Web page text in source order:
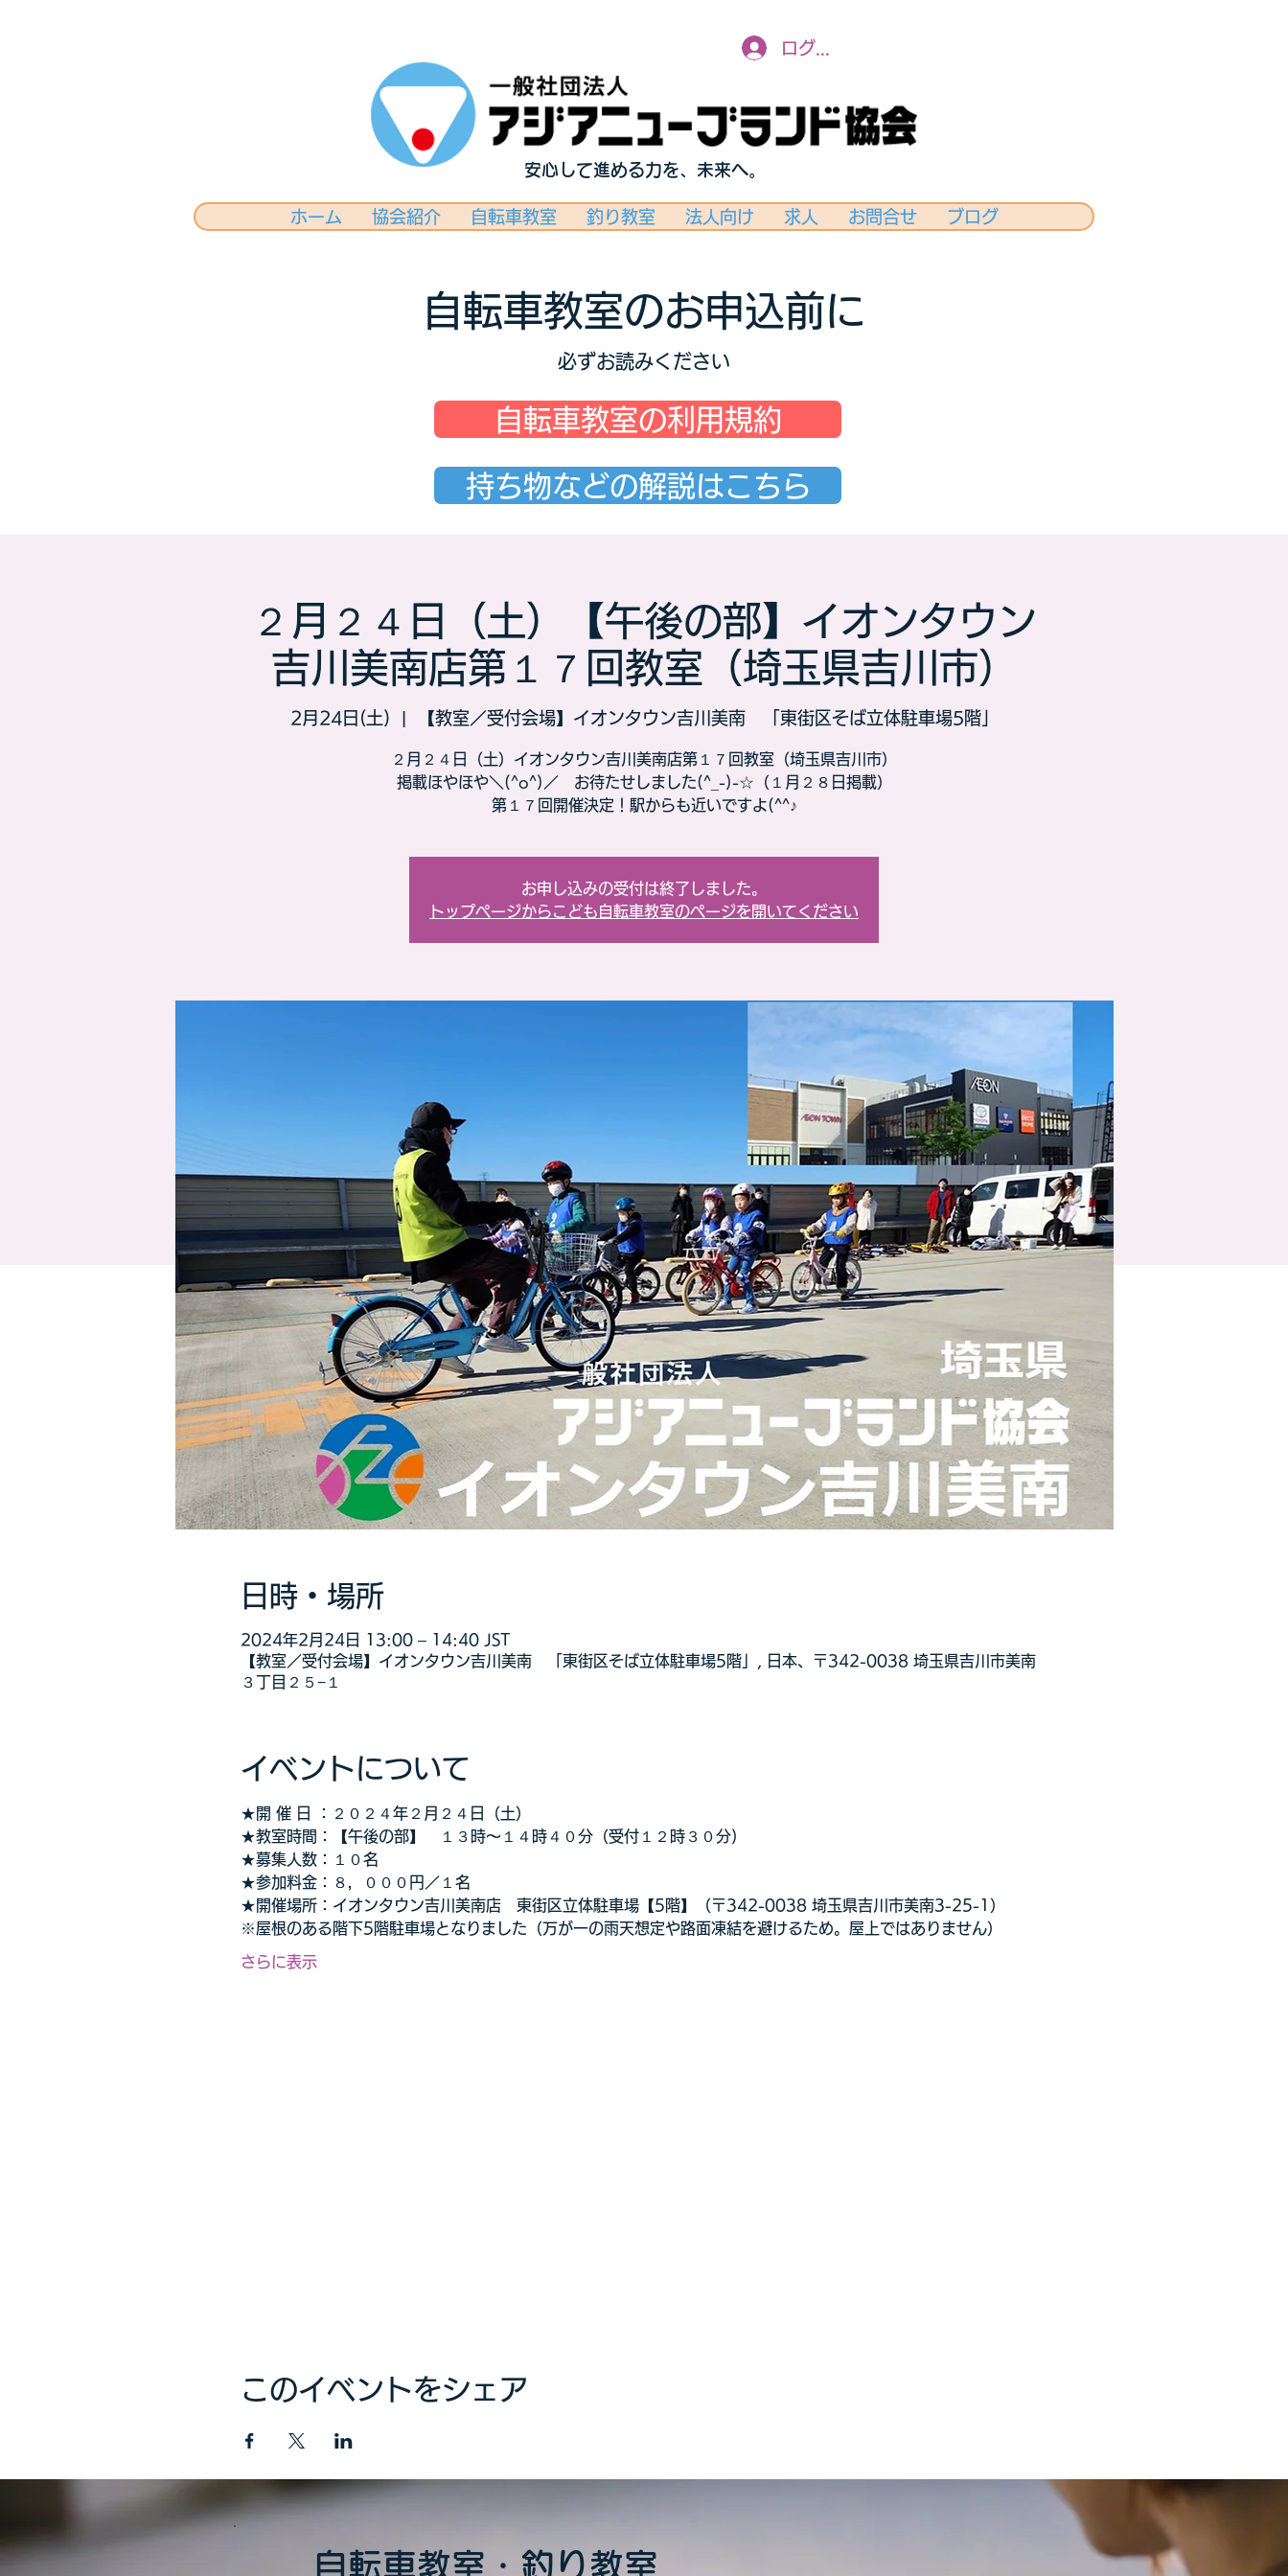
安心して進める力を、未来へ。
ログイン
ホーム 協会紹介 自転車教室 釣り教室 法人向け 求人 お問合せ ブログ
自転車教室のお申込前に
必ずお読みください
自転車教室の利用規約
持ち物などの解説はこちら
２月２４日（土）【午後の部】イオンタウン
吉川美南店第１７回教室（埼玉県吉川市）
2月24日(土) 【教室／受付会場】イオンタウン吉川美南 「東街区そば立体駐車場5階」
２月２４日（土）イオンタウン吉川美南店第１７回教室（埼玉県吉川市）
掲載ほやほや＼(^o^)／ お待たせしました(^_-)-☆（１月２８日掲載）
第１７回開催決定！駅からも近いですよ(^^♪
お申し込みの受付は終了しました。
トップページからこども自転車教室のページを開いてください
日時・場所
2024年2月24日 13:00 – 14:40 JST
【教室／受付会場】イオンタウン吉川美南 「東街区そば立体駐車場5階」, 日本、〒342-0038 埼玉県吉川市美南
３丁目２５−１
イベントについて
★開 催 日 ：２０２４年２月２４日（土）
★教室時間：【午後の部】　１３時～１４時４０分（受付１２時３０分)
★募集人数：１０名
★参加料金：８，０００円／１名
★開催場所：イオンタウン吉川美南店　東街区立体駐車場【5階】（〒342-0038 埼玉県吉川市美南3-25-1）
※屋根のある階下5階駐車場となりました（万が一の雨天想定や路面凍結を避けるため。屋上ではありません）
さらに表示
このイベントをシェア
自転車教室・釣り教室